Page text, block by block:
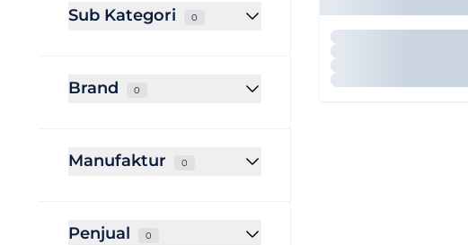
Sub Kategori 0
Brand 0
Manufaktur 0
Penjual 0